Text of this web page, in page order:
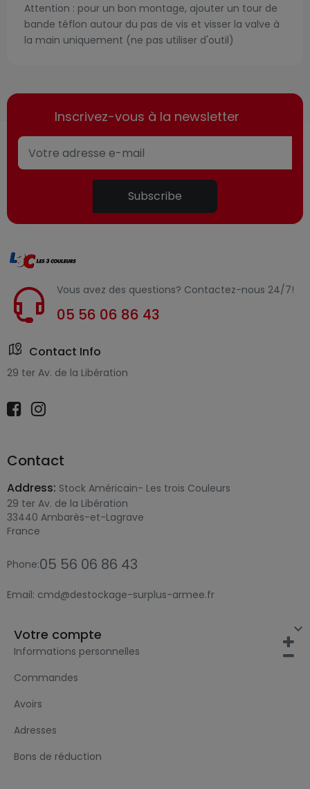
Attention : pour un bon montage, ajouter un tour de
bande téflon autour du pas de vis et visser la valve à
la main uniquement (ne pas utiliser d'outil)
Inscrivez-vous à la newsletter
Subscribe
Vous avez des questions? Contactez-nous 24/7!
05 56 06 86 43
Contact Info
29 ter Av. de la Libération
Contact
Address: Stock Américain- Les trois Couleurs
29 ter Av. de la Libération
33440 Ambarès-et-Lagrave
France
Phone:05 56 06 86 43
Email: cmd@destockage-surplus-armee.fr

Votre compte
Informations personnelles
Commandes
Avoirs
Adresses
Bons de réduction